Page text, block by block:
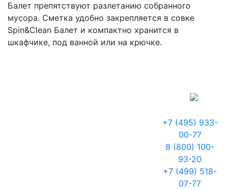
Балет препятствуют разлетанию собранного
мусора. Сметка удобно закрепляется в совке
Spin&Clean Балет и компактно хранится в
шкафчике, под ванной или на крючке.
+7 (495) 933-
00-77
8 (800) 100-
93-20
+7 (499) 518-
07-77